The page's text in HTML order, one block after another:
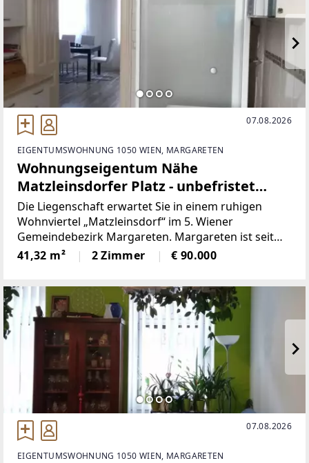
07.08.2026
EIGENTUMSWOHNUNG 1050 WIEN, MARGARETEN
Wohnungseigentum Nähe
Matzleinsdorfer Platz - unbefristet
vermietete
Die Liegenschaft erwartet Sie in einem ruhigen
Wohnviertel „Matzleinsdorf“ im 5. Wiener
Gemeindebezirk Margareten. Margareten ist seit
dem Jahr 1850 Teil Wiens und seit 1861 der 5. Wiener
Gemeindebezirk. Er liegt innerhalb des Gürtels, der
41,32 m² 2 Zimmer € 90.000
07.08.2026
EIGENTUMSWOHNUNG 1050 WIEN, MARGARETEN